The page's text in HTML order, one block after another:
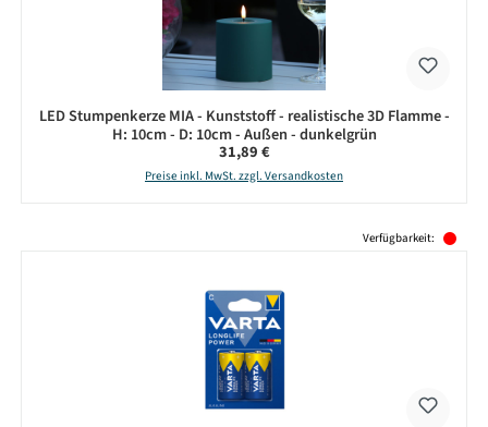
LED Stumpenkerze MIA - Kunststoff - realistische 3D Flamme -
H: 10cm - D: 10cm - Außen - dunkelgrün
Regulärer Preis:
31,89 €
Preise inkl. MwSt. zzgl. Versandkosten
Verfügbarkeit: